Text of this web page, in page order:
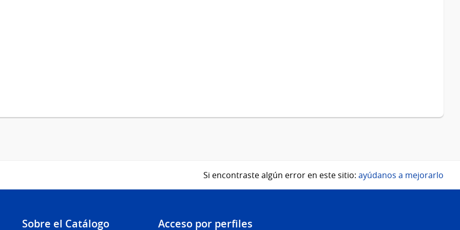
Si encontraste algún error en este sitio: ayúdanos a mejorarlo
Sobre el Catálogo Acceso por perfiles